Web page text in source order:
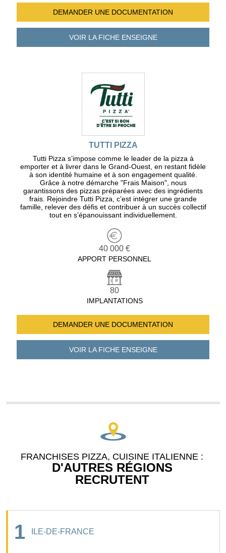
DEMANDER UNE DOCUMENTATION
VOIR LA FICHEENSEIGNE
TUTTI PIZZA
Tutti Pizza s’impose comme le leader de la pizza à
emporter et à livrer dans le Grand-Ouest, en restant fidèle
à son identité humaine et à son engagement qualité.
Grâce à notre démarche "Frais Maison", nous
garantissons des pizzas préparées avec des ingrédients
frais. Rejoindre Tutti Pizza, c’est intégrer une grande
famille, relever des défis et contribuer à un succès collectif
tout en s’épanouissant individuellement.
40 000 €
APPORT PERSONNEL
80
IMPLANTATIONS
DEMANDER UNE DOCUMENTATION
VOIR LA FICHEENSEIGNE
FRANCHISES PIZZA, CUISINE ITALIENNE :
D'AUTRES RÉGIONS
RECRUTENT
1 ILE-DE-FRANCE